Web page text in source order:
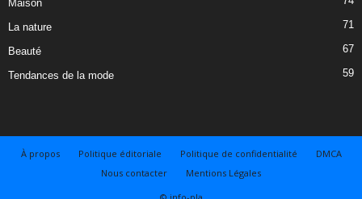
Maison
La nature 71
Beauté 67
Tendances de la mode 59
À propos Politique éditoriale Politique de confidentialité
DMCA
Nous contacter
Mentions Légales